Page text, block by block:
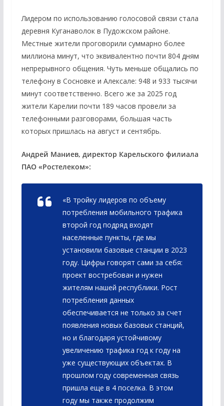
Лидером по использованию голосовой связи стала
деревня Куганаволок в Пудожском районе.
Местные жители проговорили суммарно более
миллиона минут, что эквивалентно почти 804 дням
непрерывного общения. Чуть меньше общались по
телефону в Сосновке и Алексале: 948 и 933 тысячи
минут соответственно. Всего же за 2025 год
жители Карелии почти 189 часов провели за
телефонными разговорами, большая часть
которых пришлась на август и сентябрь.
Андрей Маниев, директор Карельского филиала
ПАО «Ростелеком»:
«В тройку лидеров по объему
потребления мобильного трафика
второй год подряд входят
населенные пункты, где мы
установили базовые станции в 2023
году. Цифры говорят сами за себя:
проект востребован и нужен
жителям нашей республики. Рост
потребления данных
обеспечивается не только за счет
появления новых базовых станций,
но и благодаря устойчивому
увеличению трафика год к году на
уже существующих объектах. В
прошлом году современная связь
пришла еще в 4 поселка. В этом
году мы также продолжим